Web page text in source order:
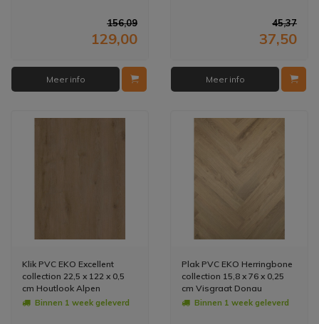
156,09
129,00
Meer info
45,37
37,50
Meer info
Klik PVC EKO Excellent
collection 22,5 x 122 x 0,5
cm Houtlook Alpen
(Doosinhoud: 1,65 m2)
Binnen 1 week geleverd
Plak PVC EKO Herringbone
collection 15,8 x 76 x 0,25
cm Visgraat Donau
(Doosinhoud: 2,88 m2)
Binnen 1 week geleverd